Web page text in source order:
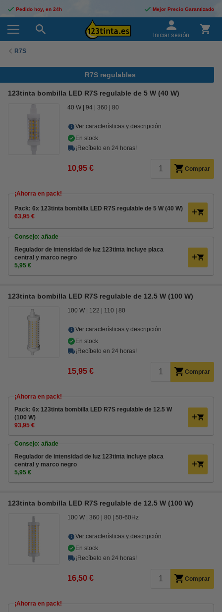
Pedido hoy, en 24h Mejor Precio Garantizado
Iniciar sesión
R7S
R7S regulables
123tinta bombilla LED R7S regulable de 5 W (40 W)
40 W 94 360 80
Ver características y descripción
En stock
¡Recíbelo en 24 horas!
10,95 € Comprar
¡Ahorra en pack!
Pack: 6x 123tinta bombilla LED R7S regulable de 5 W (40 W)
63,95 €
Consejo: añade
Regulador de intensidad de luz 123tinta incluye placa
central y marco negro
5,95 €
123tinta bombilla LED R7S regulable de 12.5 W (100 W)
100 W 122 110 80
Ver características y descripción
En stock
¡Recíbelo en 24 horas!
15,95 € Comprar
¡Ahorra en pack!
Pack: 6x 123tinta bombilla LED R7S regulable de 12.5 W
(100 W)
93,95 €
Consejo: añade
Regulador de intensidad de luz 123tinta incluye placa
central y marco negro
5,95 €
123tinta bombilla LED R7S regulable de 12.5 W (100 W)
100 W 360 80 50-60Hz
Ver características y descripción
En stock
¡Recíbelo en 24 horas!
16,50 € Comprar
¡Ahorra en pack!